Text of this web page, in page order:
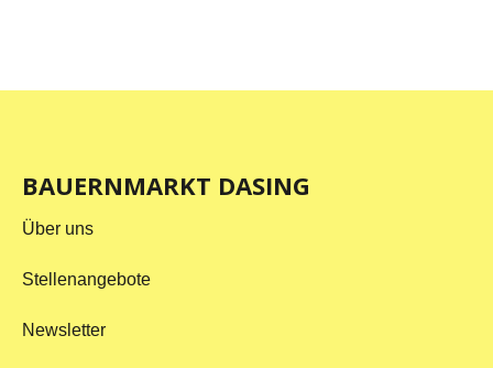
BAUERNMARKT DASING
Über uns
Stellenangebote
Newsletter